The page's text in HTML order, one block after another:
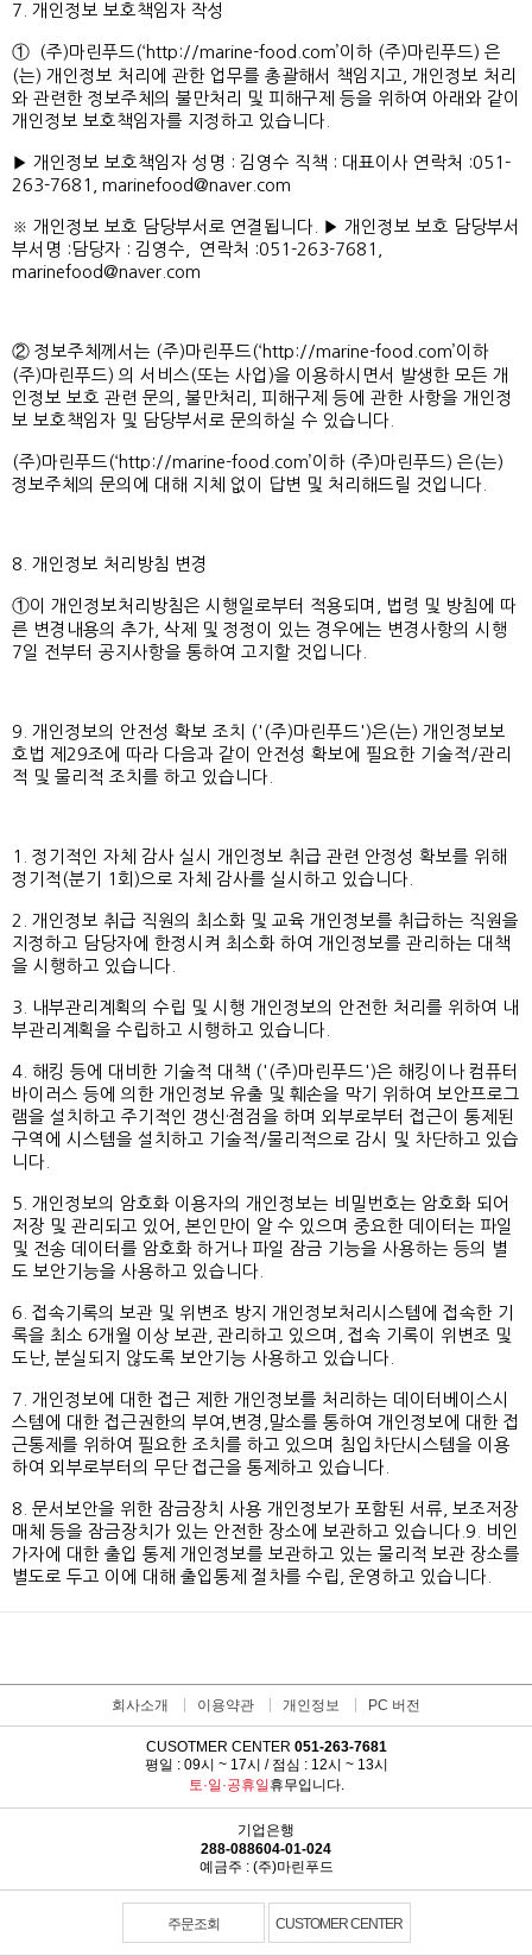
7. 개인정보 보호책임자 작성
① (주)마린푸드(‘ http://marine-food.com’이하 (주)마린푸드) 은
(는) 개인정보 처리에 관한 업무를 총괄해서 책임지고, 개인정보 처리
와 관련한 정보주체의 불만처리 및 피해구제 등을 위하여 아래와 같이
개인정보 보호책임자를 지정하고 있습니다.
▶ 개인정보 보호책임자 성명 : 김영수 직책 : 대표이사 연락처 :051-
263-7681, marinefood@naver.com
※ 개인정보 보호 담당부서로 연결됩니다. ▶ 개인정보 보호 담당부서
부서명 :담당자 : 김영수, 연락처 :051-263-7681,
marinefood@naver.com
② 정보주체께서는 (주)마린푸드(‘ http://marine-food.com’이하
(주)마린푸드) 의 서비스(또는 사업)을 이용하시면서 발생한 모든 개
인정보 보호 관련 문의, 불만처리, 피해구제 등에 관한 사항을 개인정
보 보호책임자 및 담당부서로 문의하실 수 있습니다.
(주)마린푸드(‘ http://marine-food.com’이하 (주)마린푸드) 은(는)
정보주체의 문의에 대해 지체 없이 답변 및 처리해드릴 것입니다.
8. 개인정보 처리방침 변경
①이 개인정보처리방침은 시행일로부터 적용되며, 법령 및 방침에 따
른 변경내용의 추가, 삭제 및 정정이 있는 경우에는 변경사항의 시행
7일 전부터 공지사항을 통하여 고지할 것입니다.
9. 개인정보의 안전성 확보 조치 ('(주)마린푸드')은(는) 개인정보보
호법 제29조에 따라 다음과 같이 안전성 확보에 필요한 기술적/관리
적 및 물리적 조치를 하고 있습니다.
1. 정기적인 자체 감사 실시 개인정보 취급 관련 안정성 확보를 위해
정기적(분기 1회)으로 자체 감사를 실시하고 있습니다.
2. 개인정보 취급 직원의 최소화 및 교육 개인정보를 취급하는 직원을
지정하고 담당자에 한정시켜 최소화 하여 개인정보를 관리하는 대책
을 시행하고 있습니다.
3. 내부관리계획의 수립 및 시행 개인정보의 안전한 처리를 위하여 내
부관리계획을 수립하고 시행하고 있습니다.
4. 해킹 등에 대비한 기술적 대책 ('(주)마린푸드')은 해킹이나 컴퓨터
바이러스 등에 의한 개인정보 유출 및 훼손을 막기 위하여 보안프로그
램을 설치하고 주기적인 갱신·점검을 하며 외부로부터 접근이 통제된
구역에 시스템을 설치하고 기술적/물리적으로 감시 및 차단하고 있습
니다.
5. 개인정보의 암호화 이용자의 개인정보는 비밀번호는 암호화 되어
저장 및 관리되고 있어, 본인만이 알 수 있으며 중요한 데이터는 파일
및 전송 데이터를 암호화 하거나 파일 잠금 기능을 사용하는 등의 별
도 보안기능을 사용하고 있습니다.
6. 접속기록의 보관 및 위변조 방지 개인정보처리시스템에 접속한 기
록을 최소 6개월 이상 보관, 관리하고 있으며, 접속 기록이 위변조 및
도난, 분실되지 않도록 보안기능 사용하고 있습니다.
7. 개인정보에 대한 접근 제한 개인정보를 처리하는 데이터베이스시
스템에 대한 접근권한의 부여,변경,말소를 통하여 개인정보에 대한 접
근통제를 위하여 필요한 조치를 하고 있으며 침입차단시스템을 이용
하여 외부로부터의 무단 접근을 통제하고 있습니다.
8. 문서보안을 위한 잠금장치 사용 개인정보가 포함된 서류, 보조저장
매체 등을 잠금장치가 있는 안전한 장소에 보관하고 있습니다.9. 비인
가자에 대한 출입 통제 개인정보를 보관하고 있는 물리적 보관 장소를
별도로 두고 이에 대해 출입통제 절차를 수립, 운영하고 있습니다.
회사소개 이용약관 개인정보 PC 버전
CUSOTMER CENTER 051-263-7681
평일 : 09시 ~ 17시 / 점심 : 12시 ~ 13시
토·일·공휴일 휴무입니다.
기업은행
288-088604-01-024
예금주 : (주)마린푸드
주문조회 CUSTOMER CENTER